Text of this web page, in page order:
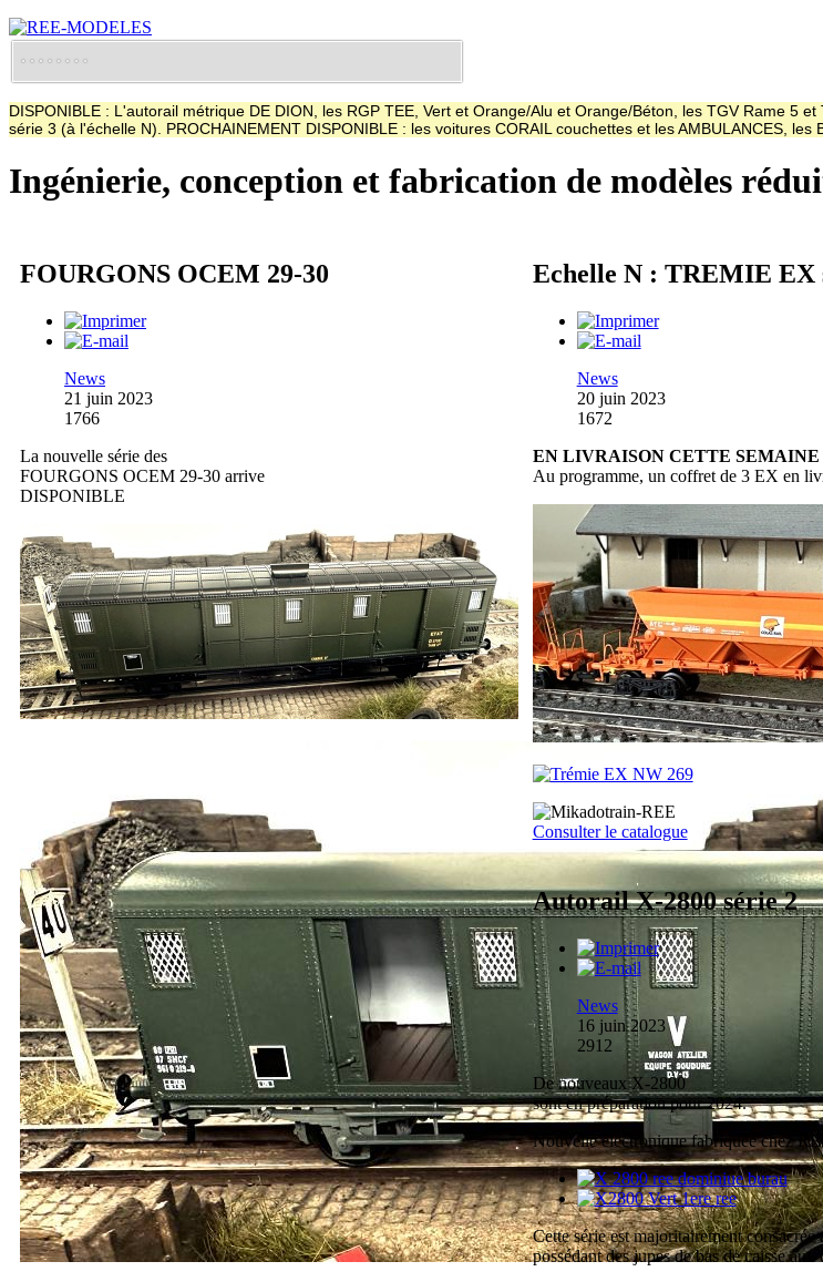
DISPONIBLE : L'autorail métrique DE DION, les RGP TEE, Vert et Orange/Alu et Orange/Béton, les TGV Rame 5
série 3 (à l'échelle N). PROCHAINEMENT DISPONIBLE : les voitures CORAIL couchettes et les AMBULANCES,
Ingénierie, conception et fabrication de modèles
FOURGONS OCEM 29-30
News
21 juin 2023
1766
La nouvelle série des
FOURGONS OCEM 29-30 arrive
DISPONIBLE
Echelle N : TREMIE EX
News
20 juin 2023
1672
EN LIVRAISON CETTE SEMAINE
Au programme, un coffret de 3 EX en
Consulter le catalogue
Autorail X-2800 série 2
News
16 juin 2023
2912
De nouveaux X-2800
sont en préparation pour 2024.
Nouvelle électronique fabriquée chez
Cette série est majoritairement consacrée
possédant des jupes de bas de caisse